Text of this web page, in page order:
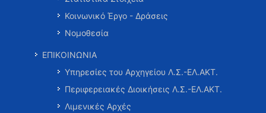
Κοινωνικό Έργο - Δράσεις
Νομοθεσία
ΕΠΙΚΟΙΝΩΝΙΑ
Υπηρεσίες του Αρχηγείου Λ.Σ.-ΕΛ.ΑΚΤ.
Περιφερειακές Διοικήσεις Λ.Σ.-ΕΛ.ΑΚΤ.
Λιμενικές Αρχές